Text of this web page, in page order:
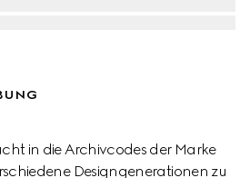
in die Archivcodes der Marke
Designgenerationen zu